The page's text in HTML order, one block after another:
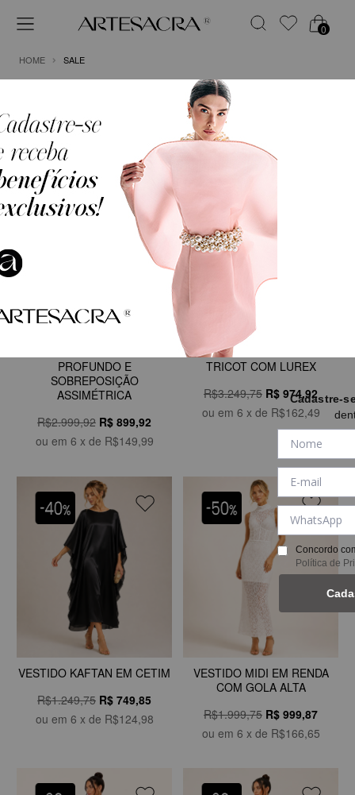
0
HOME SALE
ORDENAR POR
PROFUNDO E
SOBREPOSIÇÃO
ASSIMÉTRICA
R$2.999,92 R$ 899,92
ou em 6 x de R$149,99
VESTIDO LONGO EM CREPE
FLUIDO COM XALE EM
TRICOT COM LUREX
R$3.249,75 R$ 974,92
ou em 6 x de R$162,49
VESTIDO KAFTAN EM CETIM
R$1.249,75 R$ 749,85
ou em 6 x de R$124,98
VESTIDO MIDI EM RENDA
COM GOLA ALTA
R$1.999,75 R$ 999,87
ou em 6 x de R$166,65
Cadastre-
Concordo
Política de